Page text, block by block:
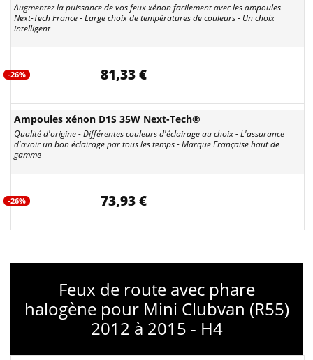
Augmentez la puissance de vos feux xénon facilement avec les ampoules
Next-Tech France - Large choix de températures de couleurs - Un choix
intelligent
-26% 81,33 €
Ampoules xénon D1S 35W Next-Tech®
Qualité d'origine - Différentes couleurs d'éclairage au choix - L'assurance
d'avoir un bon éclairage par tous les temps - Marque Française haut de
gamme
-26% 73,93 €
Feux de route avec phare
halogène pour Mini Clubvan (R55)
2012 à 2015 - H4